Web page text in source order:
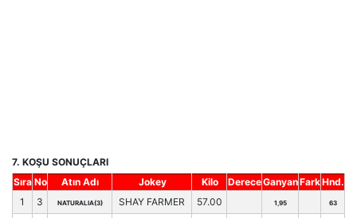
7. KOŞU SONUÇLARI
Sıra No Atın Adı Jokey Kilo DereceGanyanFarkHnd.
1
3 NATURALIA(3) SHAY FARMER 57.00 1,95 63